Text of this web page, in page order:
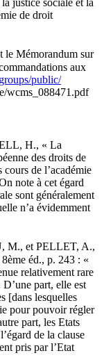
justice sociale et la
de droit
le Mémorandum sur
aux
public/
wcms_088471.pdf
H., « La
des droits de
de l’académie
note à cet égard
sont généralement
n’a évidemment
M., et PELLET, A.,
éd., p. 243 : «
relativement rare
part, elle est
[dans lesquelles
pour pouvoir régler
part, les Etats
de la clause
pris par l’Etat